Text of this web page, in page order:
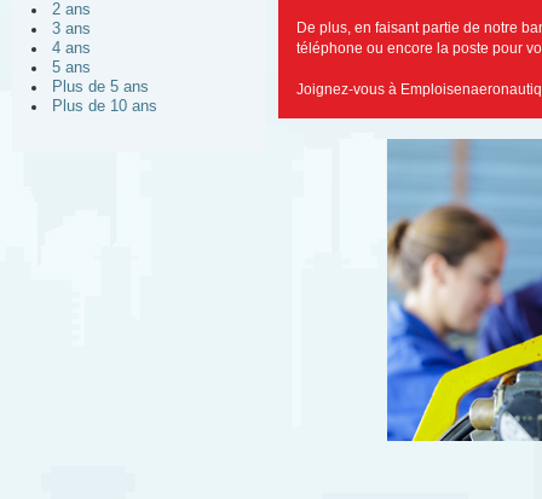
2 ans
3 ans
4 ans
5 ans
Plus de 5 ans
Plus de 10 ans
De plus, en faisant partie de notre
téléphone ou encore la poste pour
Joignez-vous à